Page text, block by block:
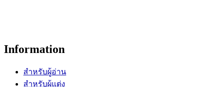
Information
สำหรับผู้อ่าน
สำหรับผู้แต่ง